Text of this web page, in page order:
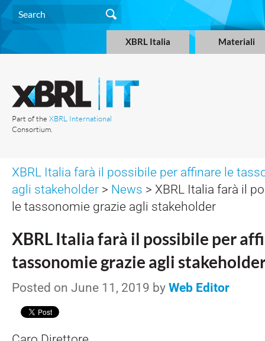
XBRL Italia Materiali
Part of the XBRL International
Consortium.
XBRL Italia farà il possibile per affinare le
agli stakeholder > News > XBRL Italia farà il
le tassonomie grazie agli stakeholder
XBRL Italia farà il possibile per
tassonomie grazie agli
Posted on June 11, 2019 by Web Editor